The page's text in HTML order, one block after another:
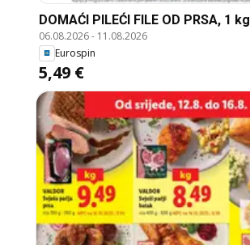
DOMAĆI PILEĆI FILE OD PRSA, 1 kg
06.08.2026- 11.08.2026
Eurospin
5,49 €